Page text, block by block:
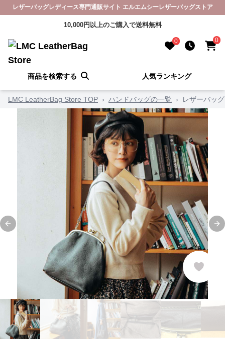
レザーバッグレディース専門通販サイト エルエムシーレザーバッグストア
10,000円以上のご購入で送料無料
0 0
商品を検索する 人気ランキング
LMC LeatherBag Store TOP › ハンドバッグの一覧 › レザーバッ
Previous slide